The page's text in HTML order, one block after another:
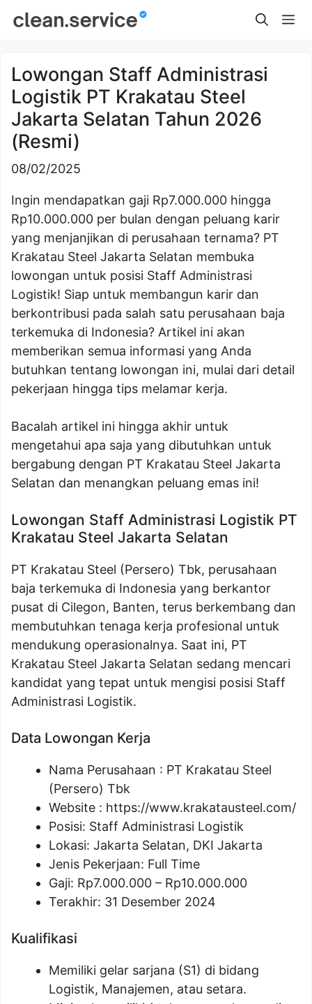
Lowongan Staff Administrasi
Logistik PT Krakatau Steel
Jakarta Selatan Tahun 2026
(Resmi)
08/02/2025
Ingin mendapatkan gaji Rp7.000.000 hingga
Rp10.000.000 per bulan dengan peluang karir
yang menjanjikan di perusahaan ternama? PT
Krakatau Steel Jakarta Selatan membuka
lowongan untuk posisi Staff Administrasi
Logistik! Siap untuk membangun karir dan
berkontribusi pada salah satu perusahaan baja
terkemuka di Indonesia? Artikel ini akan
memberikan semua informasi yang Anda
butuhkan tentang lowongan ini, mulai dari detail
pekerjaan hingga tips melamar kerja.
Bacalah artikel ini hingga akhir untuk
mengetahui apa saja yang dibutuhkan untuk
bergabung dengan PT Krakatau Steel Jakarta
Selatan dan menangkan peluang emas ini!
Lowongan Staff Administrasi Logistik PT
Krakatau Steel Jakarta Selatan
PT Krakatau Steel (Persero) Tbk, perusahaan
baja terkemuka di Indonesia yang berkantor
pusat di Cilegon, Banten, terus berkembang dan
membutuhkan tenaga kerja profesional untuk
mendukung operasionalnya. Saat ini, PT
Krakatau Steel Jakarta Selatan sedang mencari
kandidat yang tepat untuk mengisi posisi Staff
Administrasi Logistik.
Data Lowongan Kerja
Nama Perusahaan : PT Krakatau Steel
(Persero) Tbk
Website : https://www.krakatausteel.com/
Posisi: Staff Administrasi Logistik
Lokasi: Jakarta Selatan, DKI Jakarta
Jenis Pekerjaan: Full Time
Gaji: Rp7.000.000 – Rp10.000.000
Terakhir: 31 Desember 2024
Kualifikasi
Memiliki gelar sarjana (S1) di bidang
Logistik, Manajemen, atau setara.